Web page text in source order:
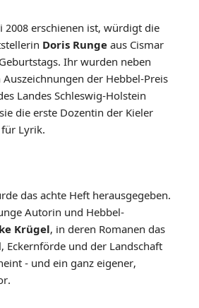
2008 erschienen ist, würdigt die
Doris Rungeaus Cismar
Ihr wurden neben
der Hebbel-Preis
Landes Schleswig-Holstein
die erste Dozentin der Kieler
Lyrik.
das achte Heft herausgegeben.
Autorin und Hebbel-
Krügel, in deren Romanen das
Eckernförde und der Landschaft
- und ein ganz eigener,